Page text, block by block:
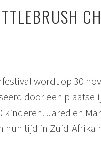
wordt op 30
door een
kinderen. Jared en
hun tijd in Zuid-Afrika